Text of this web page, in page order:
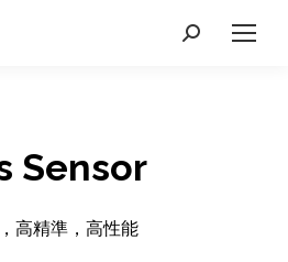
Search:
Sensor
高精準，高性能